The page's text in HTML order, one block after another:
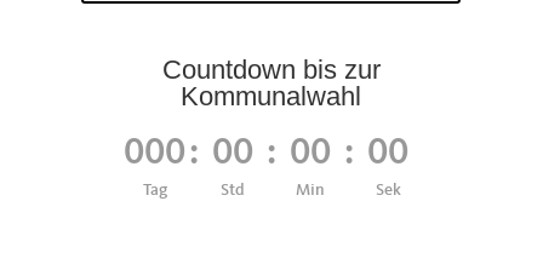
Countdown bis zur
Kommunalwahl
000
Tag
: 00
Std
: 00
Min
: 00
Sek